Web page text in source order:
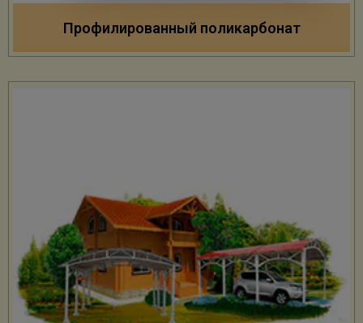
Профилированный поликарбонат